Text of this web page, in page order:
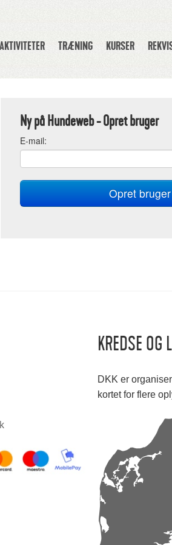
AKTIVITETER TRÆNING KURSER
Ny på Hundeweb - Opret bruger
E-mail:
KREDSE OG
DKK er
kortet for flere